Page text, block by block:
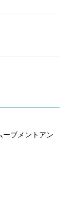
ーブメントアン